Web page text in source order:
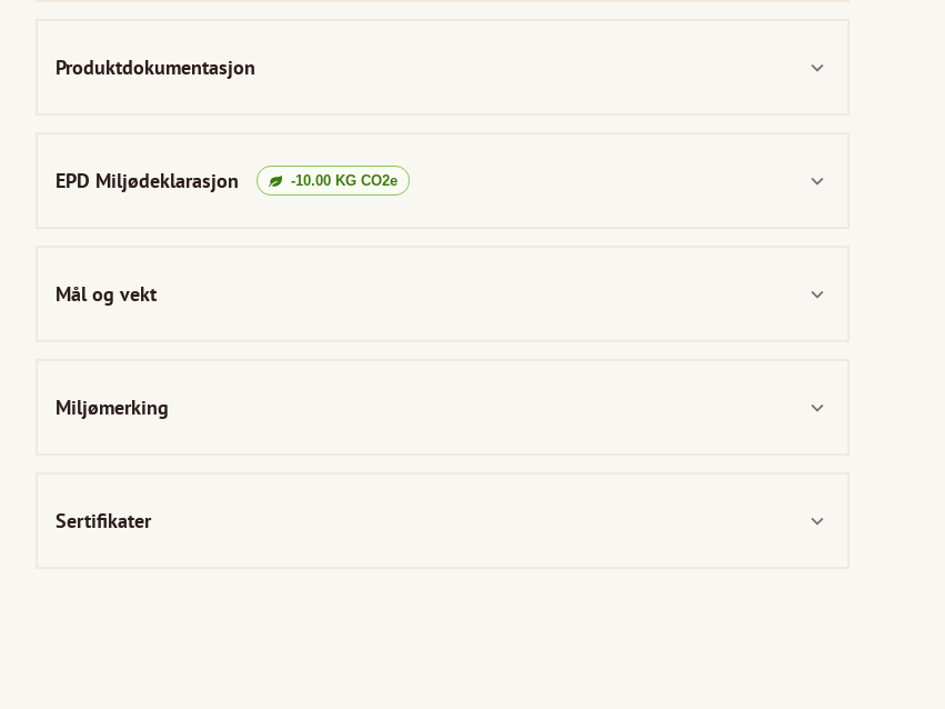
Produktdokumentasjon
EPD Miljødeklarasjon -10.00 KG CO2e
Mål og vekt
Miljømerking
Sertifikater